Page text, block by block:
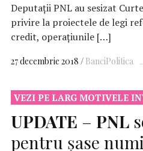
Deputaţii PNL au sesizat
privire la proiectele de legi
credit, operaţiunile […]
27 decembrie 2018 BanciPolitica
VEZI PE LARG MOTIVELE
UPDATE – PNL
pentru șase